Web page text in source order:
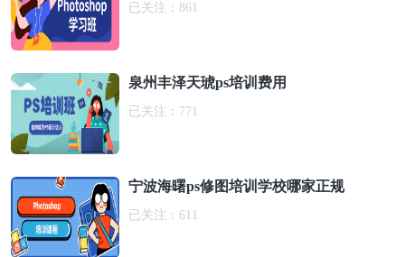
已关注： 861
泉州丰泽天琥ps培训费用
已关注： 771
宁波海曙ps修图培训学校哪家正规
已关注： 611